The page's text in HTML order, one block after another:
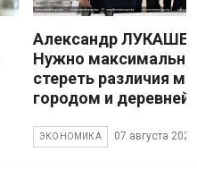
Александр
Нужно максимально
стереть различия
городом и деревней
ЭКОНОМИКА 07 августа 2026